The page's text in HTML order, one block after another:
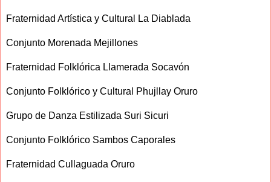
Fraternidad Artística y Cultural La Diablada
Conjunto Morenada Mejillones
Fraternidad Folklórica Llamerada Socavón
Conjunto Folklórico y Cultural Phujllay Oruro
Grupo de Danza Estilizada Suri Sicuri
Conjunto Folklórico Sambos Caporales
Fraternidad Cullaguada Oruro